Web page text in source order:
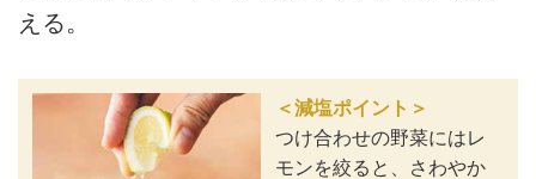
える。
＜減塩ポイント＞
つけ合わせの野菜にはレ
モンを絞ると、さわやか